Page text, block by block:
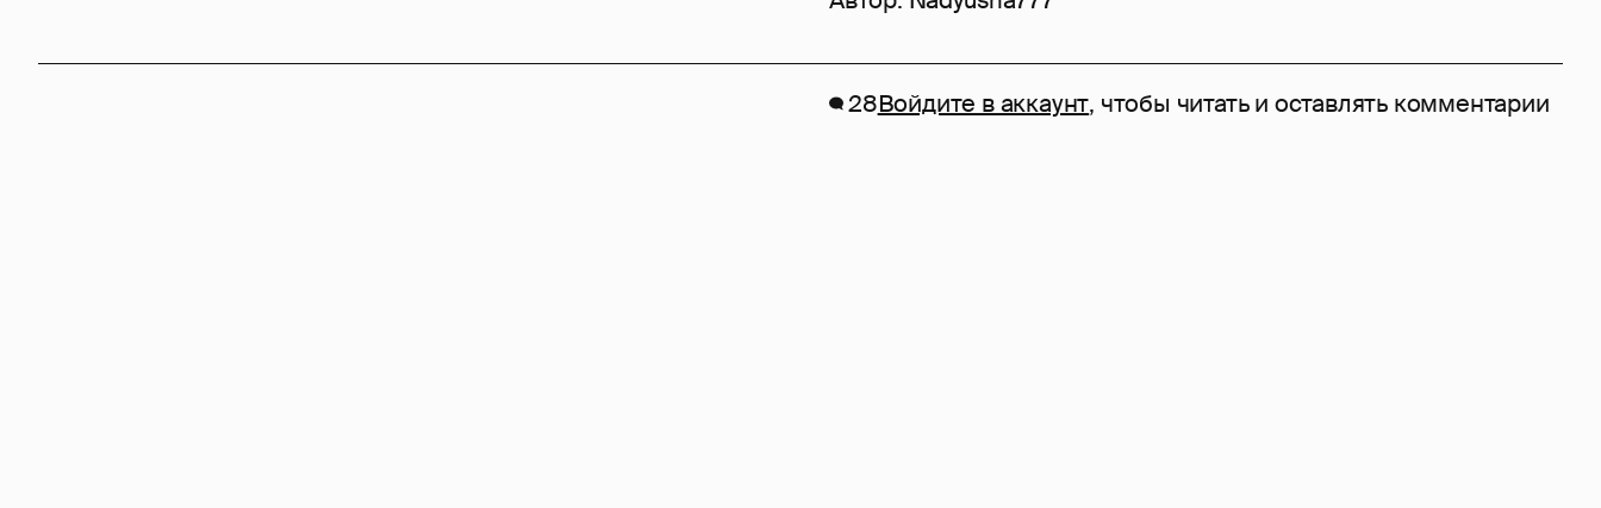
28Войдите в аккаунт, чтобы читать и оставлять комментарии